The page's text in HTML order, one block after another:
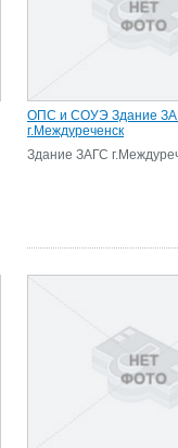
ОПС и СОУЭ Здание
г.Междуреченск
Здание ЗАГС